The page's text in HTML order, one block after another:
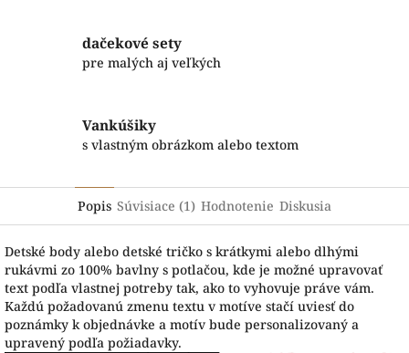
dačekové sety
pre malých aj veľkých
Vankúšiky
s vlastným obrázkom alebo textom
Popis Súvisiace (1) Hodnotenie Diskusia
Detské body alebo detské tričko s krátkymi alebo dlhými
rukávmi zo 100% bavlny s potlačou, kde je možné upravovať
text podľa vlastnej potreby tak, ako to vyhovuje práve vám.
Každú požadovanú zmenu textu v motíve stačí uviesť do
poznámky k objednávke a motív bude personalizovaný a
upravený podľa požiadavky.